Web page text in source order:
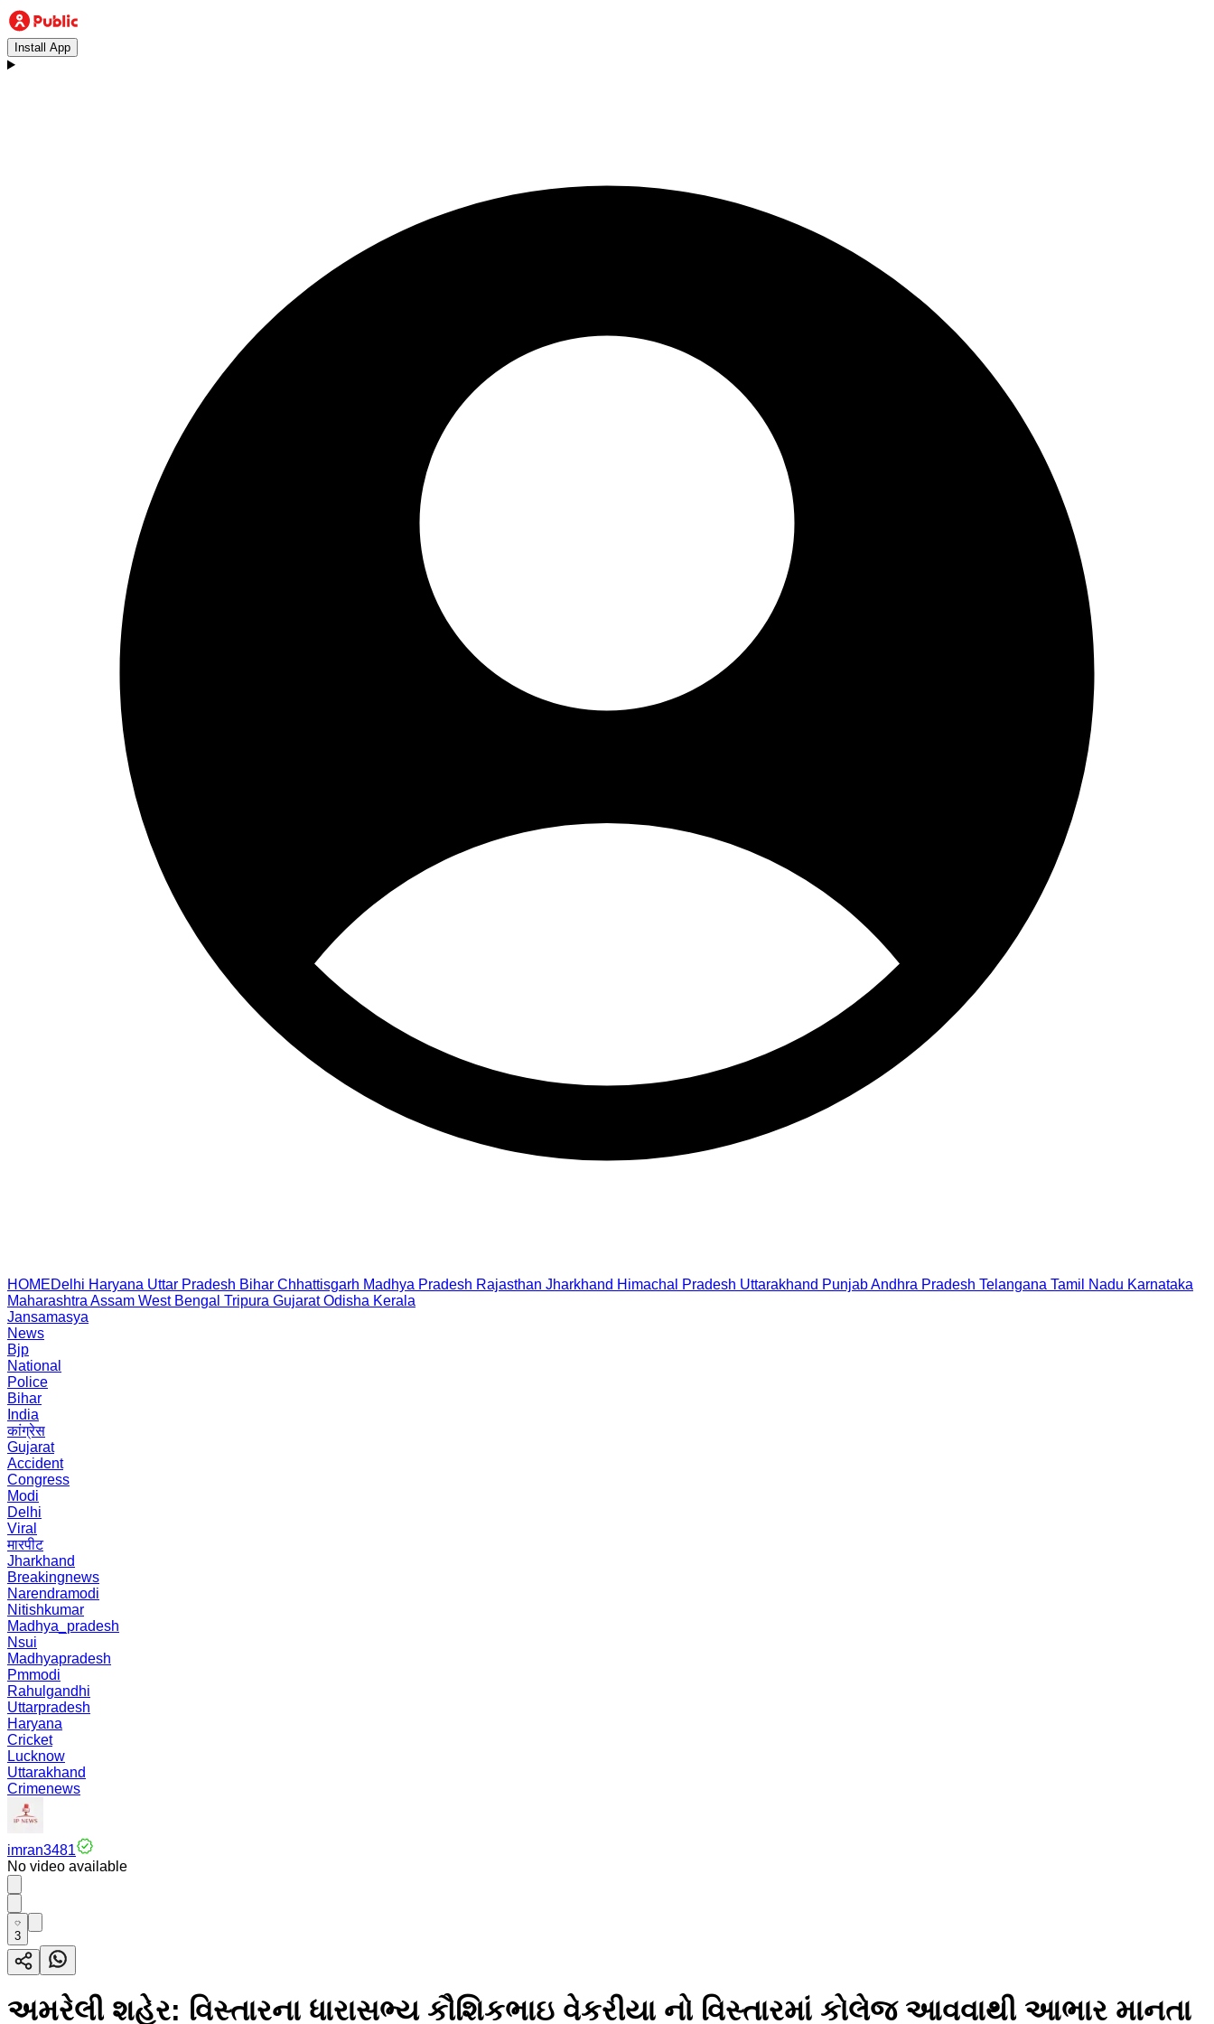
Install App
HOMEDelhi Haryana Uttar Pradesh Bihar Chhattisgarh Madhya Pradesh Rajasthan Jharkhand Himachal Pradesh Uttarakhand PunjabAndhra Pradesh Telangana Tamil Nadu Karnataka
Maharashtra Assam West Bengal Tripura Gujarat Odisha Kerala
Jansamasya
News
Bjp
National
Police
Bihar
India
कांग्रेस
Gujarat
Accident
Congress
Modi
Delhi
Viral
मारपीट
Jharkhand
Breakingnews
Narendramodi
Nitishkumar
Madhya_pradesh
Nsui
Madhyapradesh
Pmmodi
Rahulgandhi
Uttarpradesh
Haryana
Cricket
Lucknow
Uttarakhand
Crimenews
imran3481
No video available
3
અમરેલી શહેર: વિસ્તારના ધારાસભ્ય કૌશિકભાઇ વેકરીયા નો વિસ્તારમાં કોલેજ આવવાથી આભાર માનતા